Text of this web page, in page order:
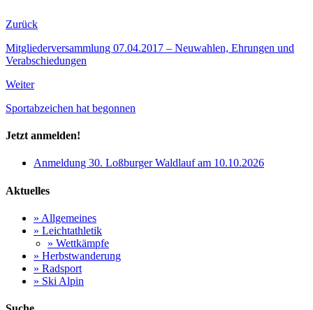
Zurück
Mitgliederversammlung 07.04.2017 – Neuwahlen, Ehrungen und
Verabschiedungen
Weiter
Sportabzeichen hat begonnen
Jetzt anmelden!
Anmeldung 30. Loßburger Waldlauf am 10.10.2026
Aktuelles
» Allgemeines
» Leichtathletik
» Wettkämpfe
» Herbstwanderung
» Radsport
» Ski Alpin